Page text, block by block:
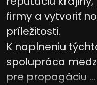
firmy a vytvoriť
príležitosti.
K naplneniu
spolupráca
pre propagáciu ...